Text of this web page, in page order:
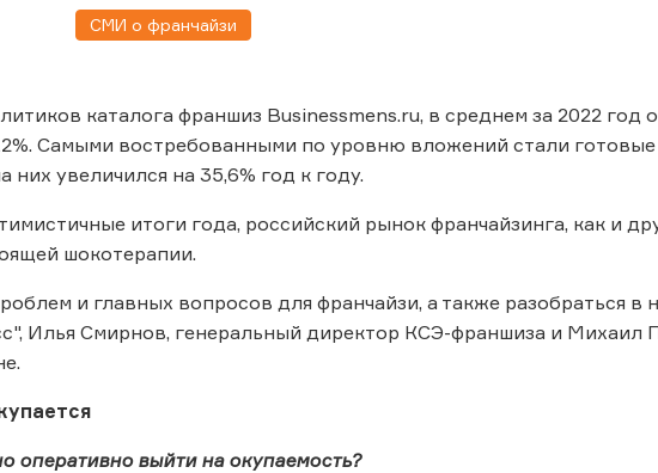
СМИ о франчайзи
каталога франшиз Businessmens.ru, в среднем за 2022
Самыми востребованными по уровню вложений стали
них увеличился на 35,6% год к году.
итоги года, российский рынок франчайзинга, как и
шокотерапии.
и главных вопросов для франчайзи, а также разобраться в
Илья Смирнов, генеральный директор КСЭ-франшиза и Михаил
оперативно выйти на окупаемость?